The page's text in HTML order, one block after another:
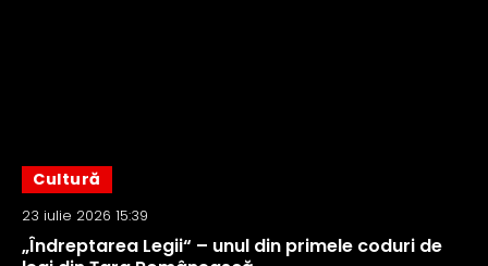
Cultură
23 iulie 2026 15:39
„Îndreptarea Legii“ – unul din primele coduri de